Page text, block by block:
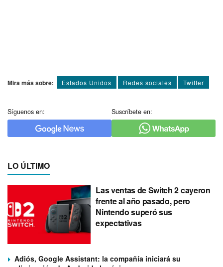
Mira más sobre: Estados Unidos Redes sociales Twitter
Síguenos en: Suscríbete en:
LO ÚLTIMO
Las ventas de Switch 2 cayeron
frente al año pasado, pero
Nintendo superó sus
expectativas
Adiós, Google Assistant: la compañía iniciará su